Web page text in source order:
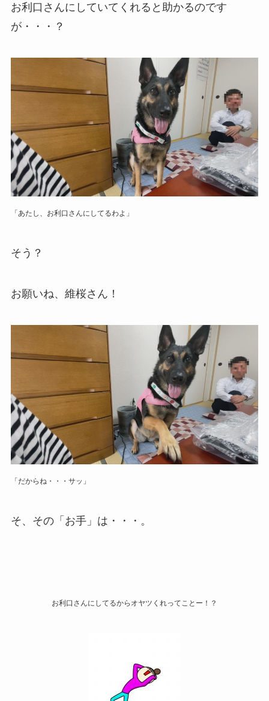
お利口さんにしていてくれると助かるのです
が・・・？
「あたし、お利口さんにしてるわよ」
そう？
お願いね、維桜さん！
「だからね・・・サッ」
そ、その「お手」は・・・。
お利口さんにしてるからオヤツくれってことー！？